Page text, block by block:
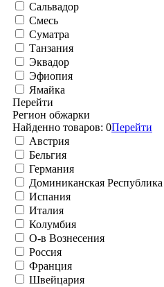
Сальвадор
Смесь
Суматра
Танзания
Эквадор
Эфиопия
Ямайка
Перейти
Регион обжарки
Найденно товаров: 0Перейти
Австрия
Бельгия
Германия
Доминиканская Республика
Испания
Италия
Колумбия
О-в Вознесения
Россия
Франция
Швейцария